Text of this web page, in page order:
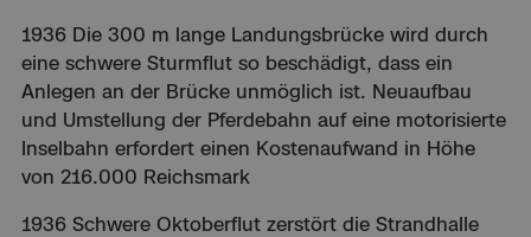
1936 Die 300 m lange Landungsbrücke wird durch
eine schwere Sturmflut so beschädigt, dass ein
Anlegen an der Brücke unmöglich ist. Neuaufbau
und Umstellung der Pferdebahn auf eine motorisierte
Inselbahn erfordert einen Kostenaufwand in Höhe
von 216.000 Reichsmark
1936 Schwere Oktoberflut zerstört die Strandhalle